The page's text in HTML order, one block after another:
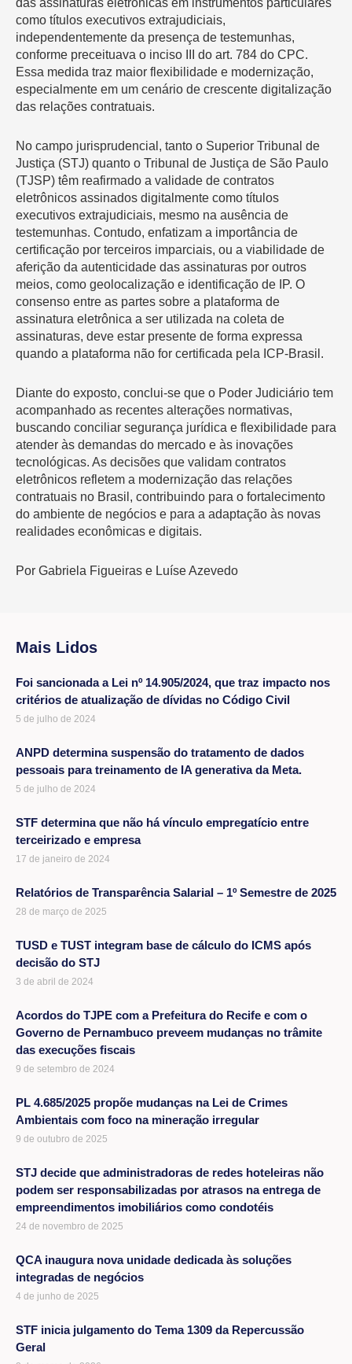
das assinaturas eletrônicas em instrumentos particulares
como títulos executivos extrajudiciais,
independentemente da presença de testemunhas,
conforme preceituava o inciso III do art. 784 do CPC.
Essa medida traz maior flexibilidade e modernização,
especialmente em um cenário de crescente digitalização
das relações contratuais.
No campo jurisprudencial, tanto o Superior Tribunal de
Justiça (STJ) quanto o Tribunal de Justiça de São Paulo
(TJSP) têm reafirmado a validade de contratos
eletrônicos assinados digitalmente como títulos
executivos extrajudiciais, mesmo na ausência de
testemunhas. Contudo, enfatizam a importância de
certificação por terceiros imparciais, ou a viabilidade de
aferição da autenticidade das assinaturas por outros
meios, como geolocalização e identificação de IP. O
consenso entre as partes sobre a plataforma de
assinatura eletrônica a ser utilizada na coleta de
assinaturas, deve estar presente de forma expressa
quando a plataforma não for certificada pela ICP-Brasil.
Diante do exposto, conclui-se que o Poder Judiciário tem
acompanhado as recentes alterações normativas,
buscando conciliar segurança jurídica e flexibilidade para
atender às demandas do mercado e às inovações
tecnológicas. As decisões que validam contratos
eletrônicos refletem a modernização das relações
contratuais no Brasil, contribuindo para o fortalecimento
do ambiente de negócios e para a adaptação às novas
realidades econômicas e digitais.
Por Gabriela Figueiras e Luíse Azevedo
Mais Lidos
Foi sancionada a Lei nº 14.905/2024, que traz impacto nos
critérios de atualização de dívidas no Código Civil
5 de julho de 2024
ANPD determina suspensão do tratamento de dados
pessoais para treinamento de IA generativa da Meta.
5 de julho de 2024
STF determina que não há vínculo empregatício entre
terceirizado e empresa
17 de janeiro de 2024
Relatórios de Transparência Salarial – 1º Semestre de 2025
28 de março de 2025
TUSD e TUST integram base de cálculo do ICMS após
decisão do STJ
3 de abril de 2024
Acordos do TJPE com a Prefeitura do Recife e com o
Governo de Pernambuco preveem mudanças no trâmite
das execuções fiscais
9 de setembro de 2024
PL 4.685/2025 propõe mudanças na Lei de Crimes
Ambientais com foco na mineração irregular
9 de outubro de 2025
STJ decide que administradoras de redes hoteleiras não
podem ser responsabilizadas por atrasos na entrega de
empreendimentos imobiliários como condotéis
24 de novembro de 2025
QCA inaugura nova unidade dedicada às soluções
integradas de negócios
4 de junho de 2025
STF inicia julgamento do Tema 1309 da Repercussão
Geral